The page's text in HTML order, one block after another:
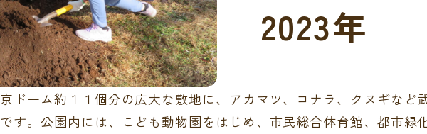
2023年
ドーム約１１個分の広大な敷地に、アカマツ、コナラ、クヌギなど
す。公園内には、こども動物園をはじめ、市民総合体育館、都市緑